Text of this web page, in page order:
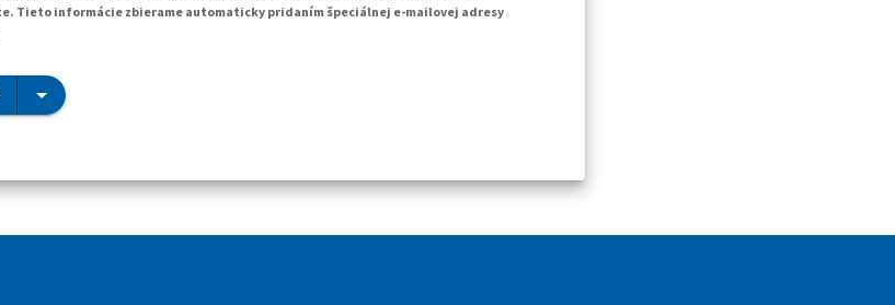
Tieto informácie zbierame automaticky pridaním špeciálnej e-mailovej adresy